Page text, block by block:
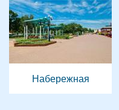
Набережная